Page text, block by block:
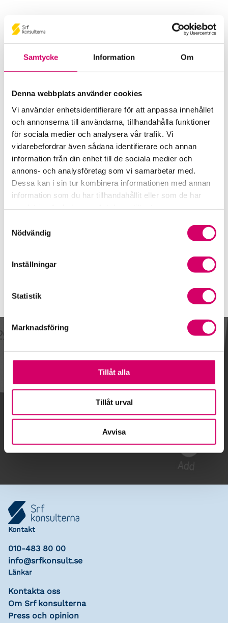
Samtycke Information Om
Denna webbplats använder cookies
Vi använder enhetsidentifierare för att anpassa innehållet
och annonserna till användarna, tillhandahålla funktioner
för sociala medier och analysera vår trafik. Vi
vidarebefordrar även sådana identifierare och annan
information från din enhet till de sociala medier och
annons- och analysföretag som vi samarbetar med.
Dessa kan i sin tur kombinera informationen med annan
information som du har tillhandahållit eller som de har
Nödvändig
Inställningar
Statistik
Marknadsföring
Tillåt alla
Tillåt urval
Avvisa
Axxima Ekonomi AB
Askim
Telefon
031-788 17 37
Mobiltelefon
076-315 42 14
Skicka e-post
Lägg till i kalender
Kontakt
010-483 80 00
info@srfkonsult.se
Länkar
Kontakta oss
Om Srf konsulterna
Press och opinion